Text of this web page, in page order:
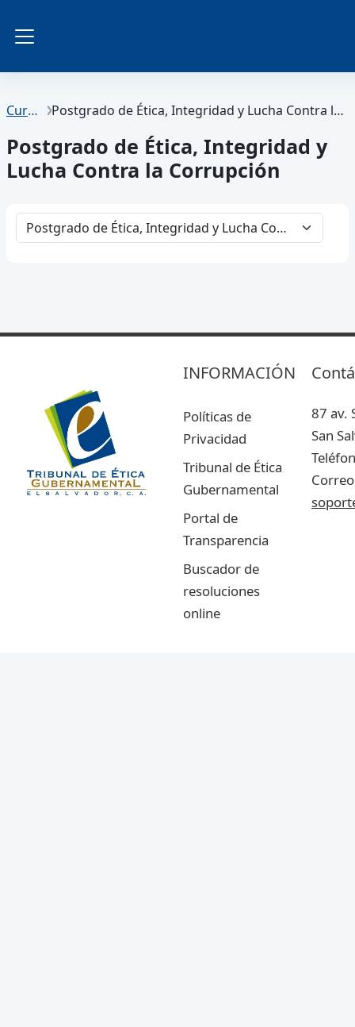
Cursos Postgrado de Ética, Integridad y Lucha Contra la Corrupción
Postgrado de Ética, Integridad y
Lucha Contra la Corrupción
Categorías
INFORMACIÓN
Políticas de
Privacidad
Tribunal de Ética
Gubernamental
Portal de
Transparencia
Buscador de
resoluciones
online
87 av.
San